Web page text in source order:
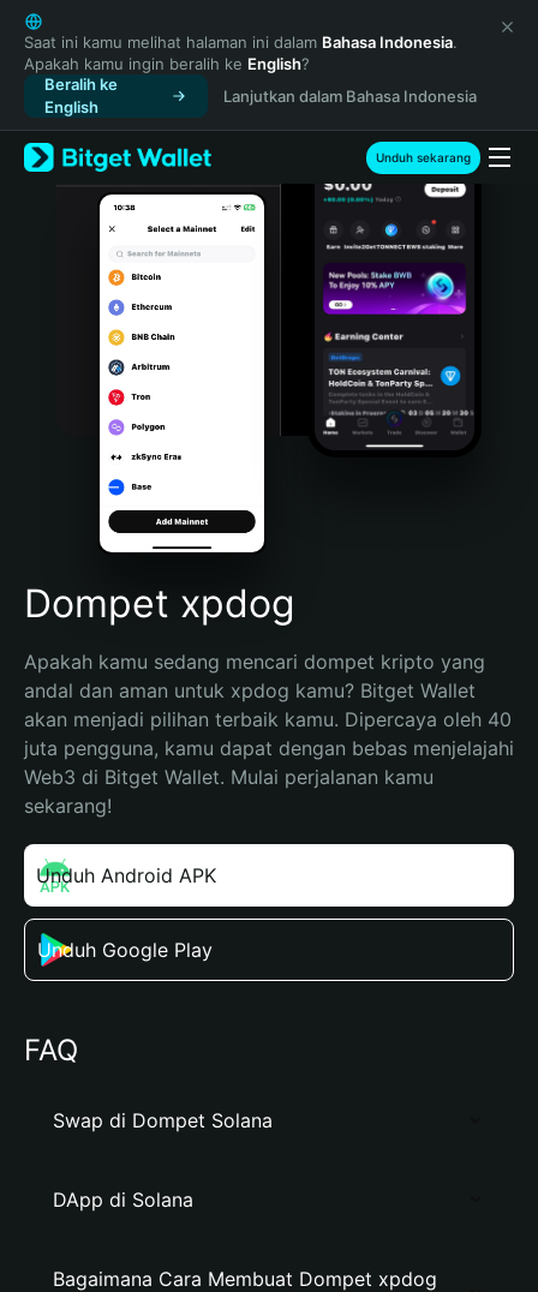
English
日本語
Tiếng Việt
Русский
Español (Latinoamérica)
Türkçe
Italiano
Português (Portugal)
Bahasa Indonesia
Português (Brasil)
Español (Argentina)
Saat ini kamu melihat halaman ini dalam Bahasa Indonesia.
Apakah kamu ingin beralih ke English?
Beralih ke
English
Lanjutkan dalam Bahasa Indonesia
Unduh sekarang
Dompet xpdog
Apakah kamu sedang mencari dompet kripto yang
andal dan aman untuk xpdog kamu? Bitget Wallet
akan menjadi pilihan terbaik kamu. Dipercaya oleh 40
juta pengguna, kamu dapat dengan bebas menjelajahi
Web3 di Bitget Wallet. Mulai perjalanan kamu
sekarang!
Unduh Android APK
Unduh Google Play
FAQ
Swap di Dompet Solana
DApp di Solana
Bagaimana Cara Membuat Dompet xpdog